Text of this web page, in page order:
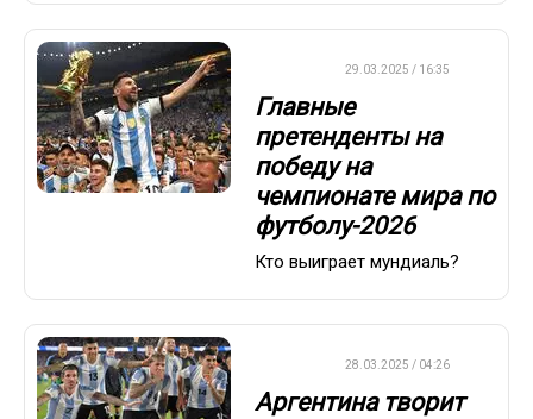
29.03.2025 / 16:35
Главные
претенденты на
победу на
чемпионате мира по
футболу-2026
Кто выиграет мундиаль?
28.03.2025 / 04:26
Аргентина творит